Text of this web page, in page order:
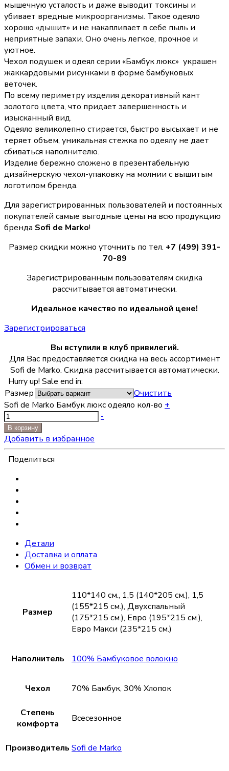
мышечную усталость и даже выводит токсины и
убивает вредные микроорганизмы. Такое одеяло
хорошо «дышит» и не накапливает в себе пыль и
неприятные запахи. Оно очень легкое, прочное и
уютное.
Чехол подушек и одеял серии «Бамбук люкс» украшен
жаккардовыми рисунками в форме бамбуковых
веточек.
По всему периметру изделия декоративный кант
золотого цвета, что придает завершенность и
изысканный вид.
Одеяло великолепно стирается, быстро высыхает и не
теряет объем, уникальная стежка по одеялу не дает
сбиваться наполнителю.
Изделие бережно сложено в презентабельную
дизайнерскую чехол-упаковку на молнии с вышитым
логотипом бренда.
Для зарегистрированных пользователей и постоянных
покупателей самые выгодные цены на всю продукцию
бренда Sofi de Marko!
Размер скидки можно уточнить по тел. +7 (499) 391-
70-89
Зарегистрированным пользователям скидка
рассчитывается автоматически.
Идеальное качество по идеальной цене!
Зарегистрироваться
Вы вступили в клуб привилегий.
Для Вас предоставляется скидка на весь ассортимент
Sofi de Marko. Скидка рассчитывается автоматически.
Hurry up! Sale end in:
Размер
Очистить
Sofi de Marko Бамбук люкс одеяло кол-во +
-
В корзину
Добавить в избранное
Поделиться
Детали
Доставка и оплата
Обмен и возврат
Размер
110*140 см., 1,5 (140*205 см.), 1,5
(155*215 см.), Двухспальный
(175*215 см.), Евро (195*215 см.),
Евро Макси (235*215 см.)
Наполнитель 100% Бамбуковое волокно
Чехол 70% Бамбук, 30% Хлопок
Степень
комфорта
Всесезонное
Производитель Sofi de Marko